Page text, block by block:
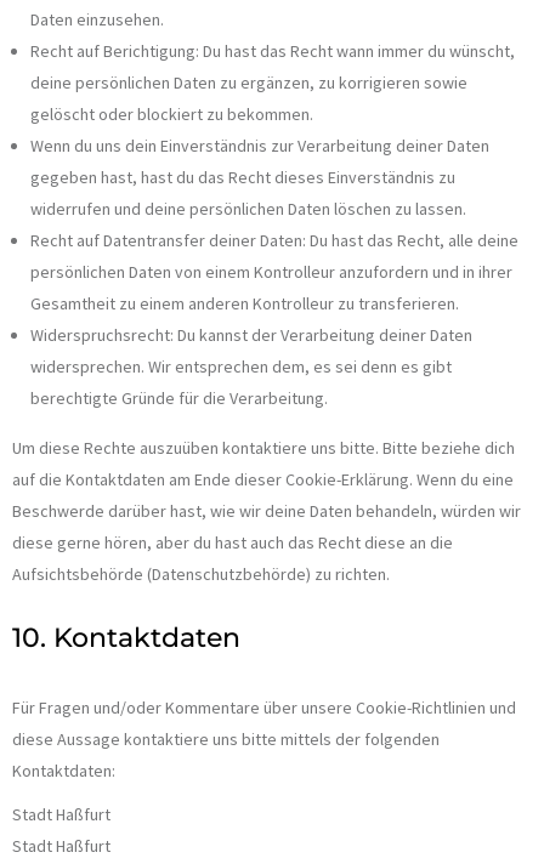
Daten einzusehen.
Recht auf Berichtigung: Du hast das Recht wann immer du wünscht,
deine persönlichen Daten zu ergänzen, zu korrigieren sowie
gelöscht oder blockiert zu bekommen.
Wenn du uns dein Einverständnis zur Verarbeitung deiner Daten
gegeben hast, hast du das Recht dieses Einverständnis zu
widerrufen und deine persönlichen Daten löschen zu lassen.
Recht auf Datentransfer deiner Daten: Du hast das Recht, alle deine
persönlichen Daten von einem Kontrolleur anzufordern und in ihrer
Gesamtheit zu einem anderen Kontrolleur zu transferieren.
Widerspruchsrecht: Du kannst der Verarbeitung deiner Daten
widersprechen. Wir entsprechen dem, es sei denn es gibt
berechtigte Gründe für die Verarbeitung.
Um diese Rechte auszuüben kontaktiere uns bitte. Bitte beziehe dich
auf die Kontaktdaten am Ende dieser Cookie-Erklärung. Wenn du eine
Beschwerde darüber hast, wie wir deine Daten behandeln, würden wir
diese gerne hören, aber du hast auch das Recht diese an die
Aufsichtsbehörde (Datenschutzbehörde) zu richten.
10. Kontaktdaten
Für Fragen und/oder Kommentare über unsere Cookie-Richtlinien und
diese Aussage kontaktiere uns bitte mittels der folgenden
Kontaktdaten:
Stadt Haßfurt
Stadt Haßfurt